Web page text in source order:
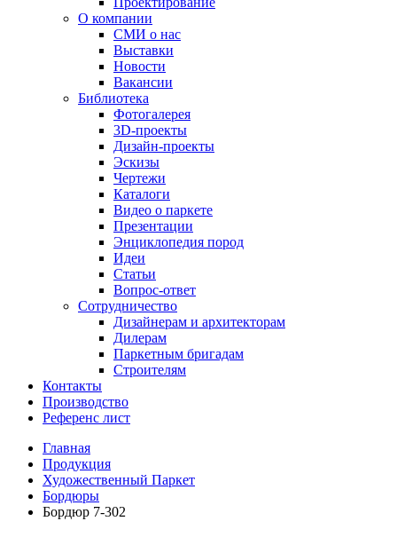
О компании
СМИ о нас
Выставки
Новости
Вакансии
Библиотека
Фотогалерея
3D-проекты
Дизайн-проекты
Эскизы
Чертежи
Каталоги
Видео о паркете
Презентации
Энциклопедия пород
Идеи
Статьи
Вопрос-ответ
Сотрудничество
Дизайнерам и архитекторам
Дилерам
Паркетным бригадам
Строителям
Контакты
Производство
Референс лист
Главная
Продукция
Художественный Паркет
Бордюры
Бордюр 7-302